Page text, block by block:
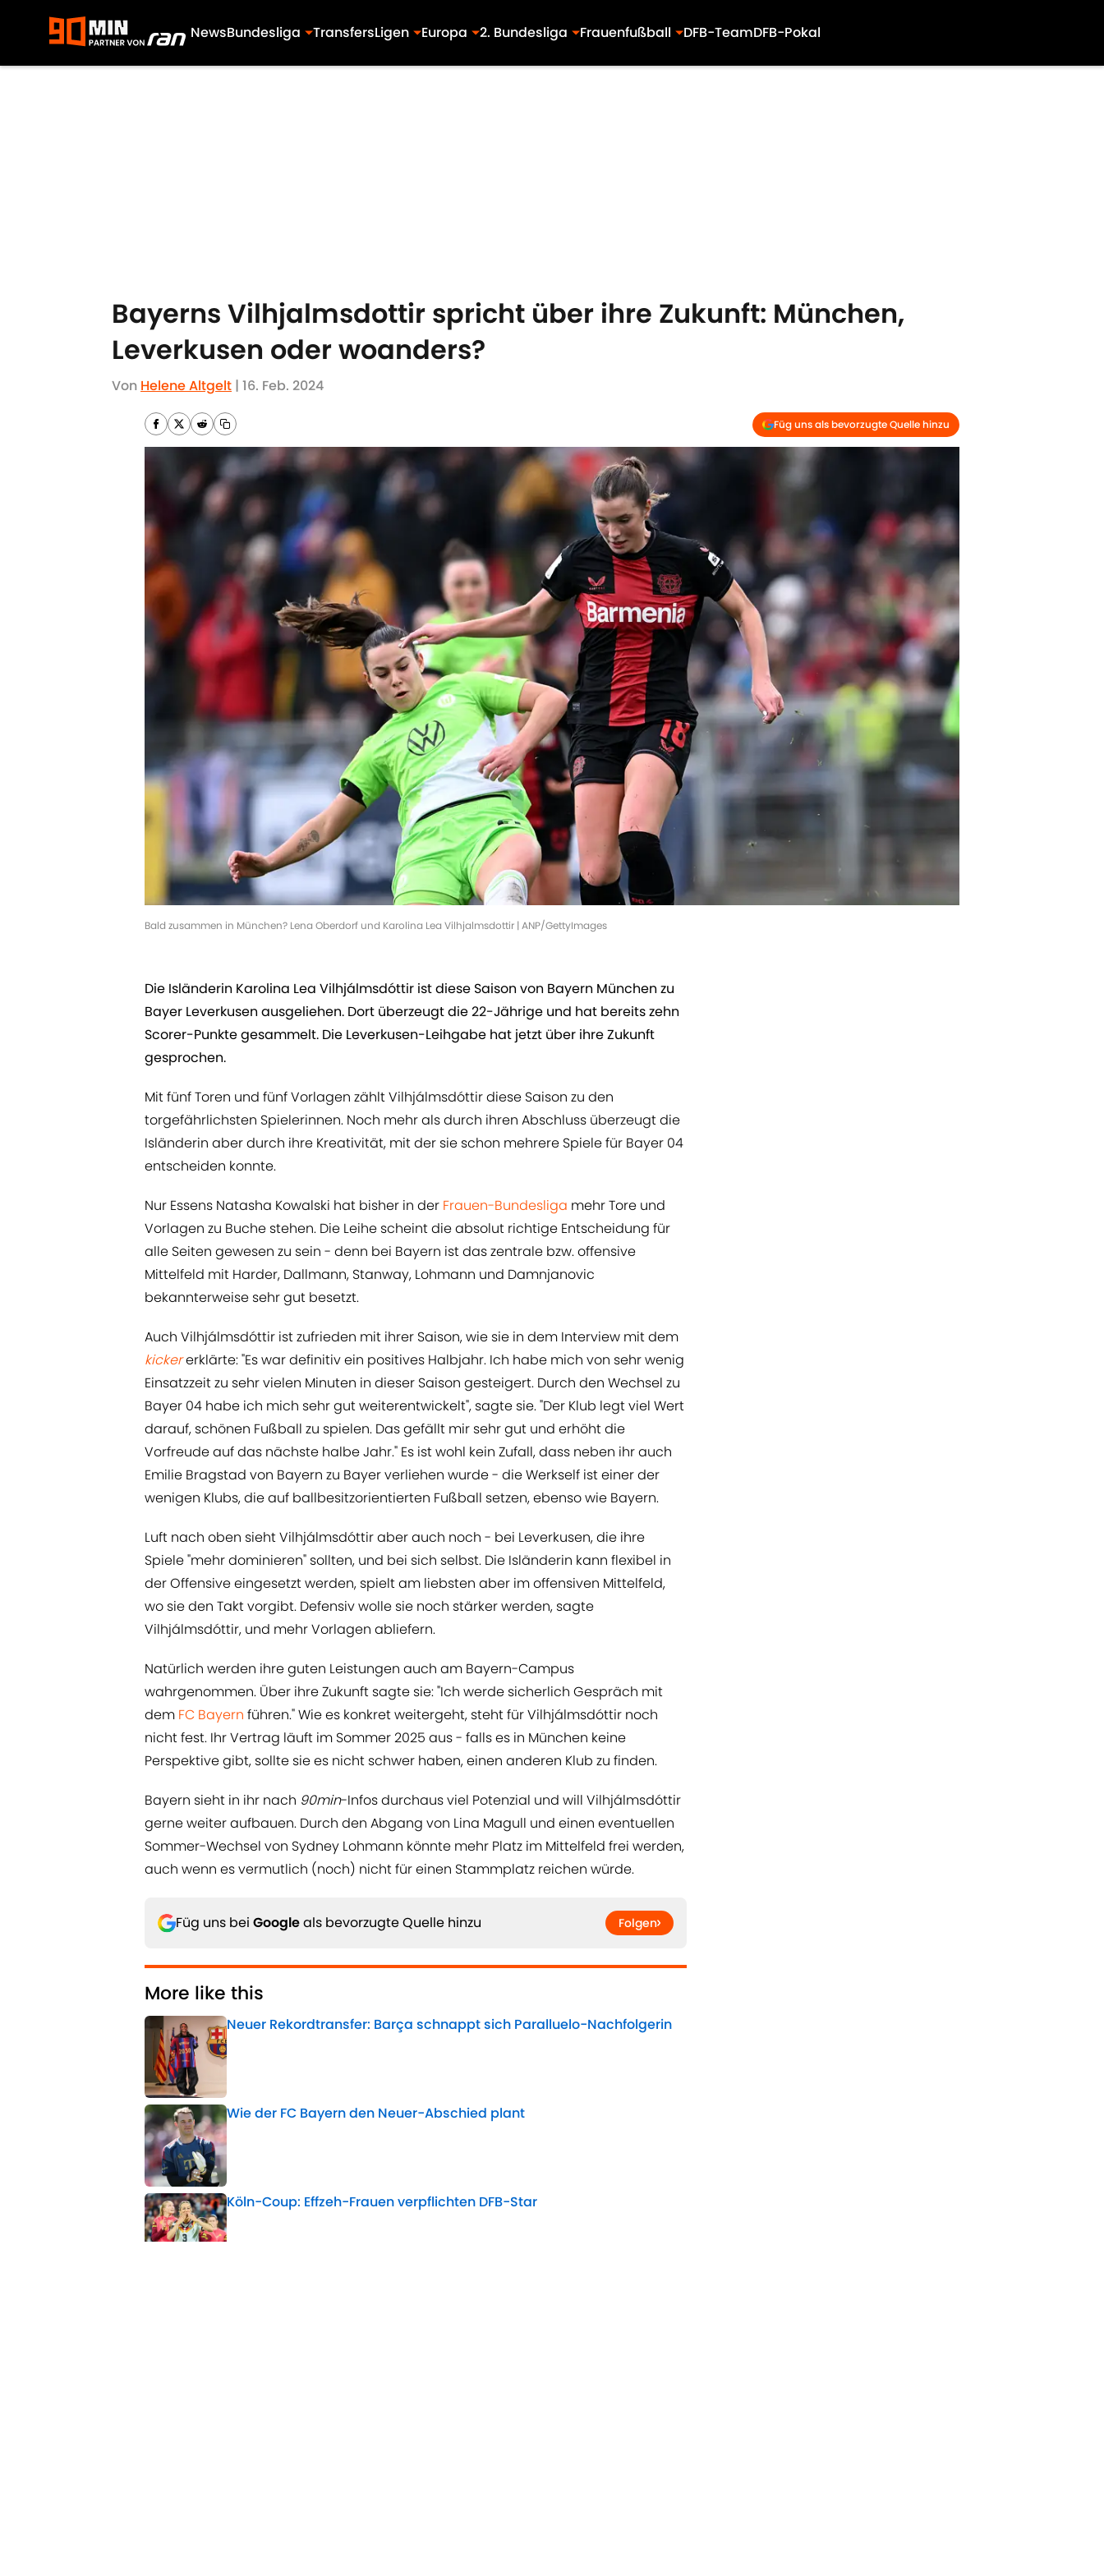
NewsBundesliga TransfersLigen Europa 2. Bundesliga Frauenfußball DFB-TeamDFB-Pokal
Bayerns Vilhjalmsdottir spricht über ihre Zukunft: München,
Leverkusen oder woanders?
Von Helene Altgelt | 16. Feb. 2024
Füg uns als bevorzugte Quelle hinzu
Bald zusammen in München? Lena Oberdorf und Karolina Lea Vilhjalmsdottir | ANP/GettyImages
Die Isländerin Karolina Lea Vilhjálmsdóttir ist diese Saison von Bayern München zu
Bayer Leverkusen ausgeliehen. Dort überzeugt die 22-Jährige und hat bereits zehn
Scorer-Punkte gesammelt. Die Leverkusen-Leihgabe hat jetzt über ihre Zukunft
gesprochen.
Mit fünf Toren und fünf Vorlagen zählt Vilhjálmsdóttir diese Saison zu den
torgefährlichsten Spielerinnen. Noch mehr als durch ihren Abschluss überzeugt die
Isländerin aber durch ihre Kreativität, mit der sie schon mehrere Spiele für Bayer 04
entscheiden konnte.
Nur Essens Natasha Kowalski hat bisher in der Frauen-Bundesliga mehr Tore und
Vorlagen zu Buche stehen. Die Leihe scheint die absolut richtige Entscheidung für
alle Seiten gewesen zu sein - denn bei Bayern ist das zentrale bzw. offensive
Mittelfeld mit Harder, Dallmann, Stanway, Lohmann und Damnjanovic
bekannterweise sehr gut besetzt.
Auch Vilhjálmsdóttir ist zufrieden mit ihrer Saison, wie sie in dem Interview mit dem
kickererklärte: "Es war definitiv ein positives Halbjahr. Ich habe mich von sehr wenig
Einsatzzeit zu sehr vielen Minuten in dieser Saison gesteigert. Durch den Wechsel zu
Bayer 04 habe ich mich sehr gut weiterentwickelt", sagte sie. "Der Klub legt viel Wert
darauf, schönen Fußball zu spielen. Das gefällt mir sehr gut und erhöht die
Vorfreude auf das nächste halbe Jahr." Es ist wohl kein Zufall, dass neben ihr auch
Emilie Bragstad von Bayern zu Bayer verliehen wurde - die Werkself ist einer der
wenigen Klubs, die auf ballbesitzorientierten Fußball setzen, ebenso wie Bayern.
Luft nach oben sieht Vilhjálmsdóttir aber auch noch - bei Leverkusen, die ihre
Spiele "mehr dominieren" sollten, und bei sich selbst. Die Isländerin kann flexibel in
der Offensive eingesetzt werden, spielt am liebsten aber im offensiven Mittelfeld,
wo sie den Takt vorgibt. Defensiv wolle sie noch stärker werden, sagte
Vilhjálmsdóttir, und mehr Vorlagen abliefern.
Natürlich werden ihre guten Leistungen auch am Bayern-Campus
wahrgenommen. Über ihre Zukunft sagte sie: "Ich werde sicherlich Gespräch mit
dem FC Bayern führen." Wie es konkret weitergeht, steht für Vilhjálmsdóttir noch
nicht fest. Ihr Vertrag läuft im Sommer 2025 aus - falls es in München keine
Perspektive gibt, sollte sie es nicht schwer haben, einen anderen Klub zu finden.
Bayern sieht in ihr nach 90min-Infos durchaus viel Potenzial und will Vilhjálmsdóttir
gerne weiter aufbauen. Durch den Abgang von Lina Magull und einen eventuellen
Sommer-Wechsel von Sydney Lohmann könnte mehr Platz im Mittelfeld frei werden,
auch wenn es vermutlich (noch) nicht für einen Stammplatz reichen würde.
Füg uns bei Googleals bevorzugte Quelle hinzu Folgen
More like this
Neuer Rekordtransfer: Barça schnappt sich Paralluelo-Nachfolgerin
Published by on Invalid Date
Wie der FC Bayern den Neuer-Abschied plant
Published by on Invalid Date
Köln-Coup: Effzeh-Frauen verpflichten DFB-Star
Published by on Invalid Date